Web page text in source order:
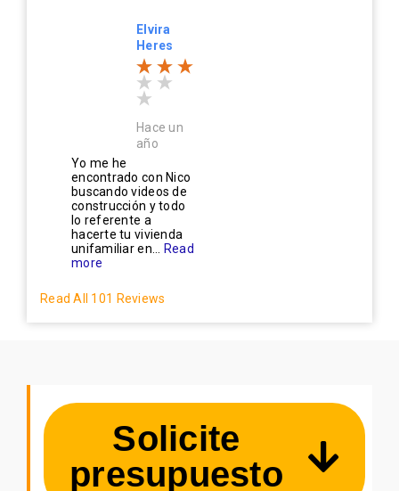
Elvira
Heres
Hace un
año
Yo me he
encontrado con Nico
buscando videos de
construcción y todo
lo referente a
hacerte tu vivienda
unifamiliar en...
Read
more
Read All 101 Reviews
Solicite
presupuesto